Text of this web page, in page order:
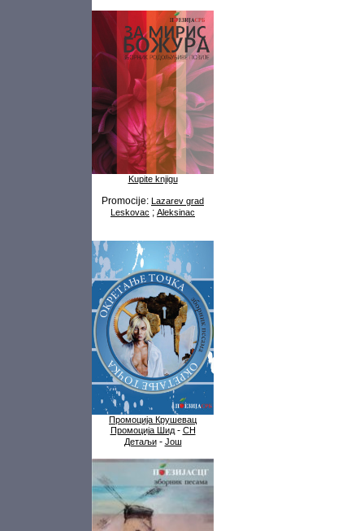
Kupite knjigu
Promocije: Lazarev grad
Leskovac ; Aleksinac
Промоција Крушевац
Промоција Шид- СН
Детаљи- Још